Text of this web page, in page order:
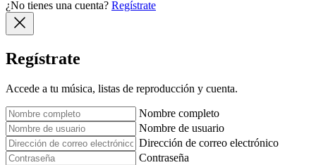
¿No tienes una cuenta? Regístrate
Regístrate
Accede a tu música, listas de reproducción y cuenta.
Nombre completo
Nombre de usuario
Dirección de correo electrónico
Contraseña